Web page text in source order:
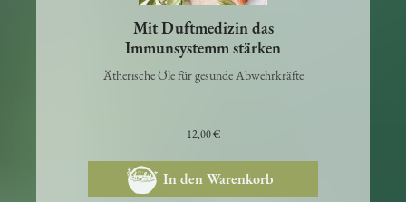
Mit Duftmedizin das
Immunsystemm stärken
Ätherische Öle für gesunde Abwehrkräfte
12,00 €
In den Warenkorb